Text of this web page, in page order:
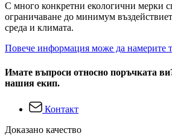
С много конкретни екологични мерки
ограничаване до минимум
среда и климата.
Повече информация може да намерите
Имате въпроси относно поръчката
нашия екип.
Контакт
Доказано качество